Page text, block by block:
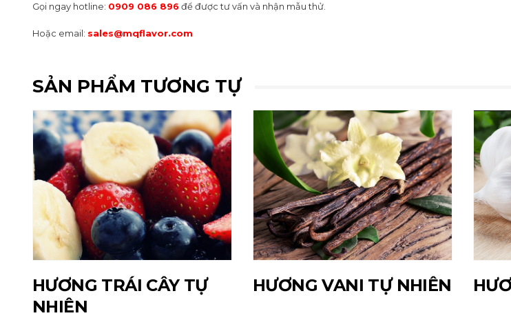
Gọi ngay hotline: 0909 086 896 để được tư vấn và nhận mẫu thử.
Hoặc email: sales@mqflavor.com
SẢN PHẨM TƯƠNG TỰ
HƯƠNG TRÁI CÂY TỰ
NHIÊN
HƯƠNG VANI TỰ NHIÊN